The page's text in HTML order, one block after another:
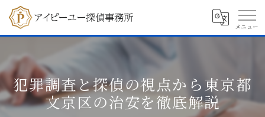
犯罪調査と探偵の視点から東京都
文京区の治安を徹底解説